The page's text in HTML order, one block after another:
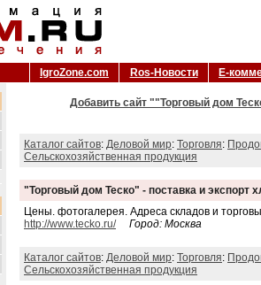
IgroZone.com Ros-Новости Е-
Добавить сайт ""Торговый дом
Каталог сайтов: Деловой мир: Торговля:
Сельскохозяйственная продукция
"Торговый дом Теско" - поставка и экспорт
Цены. фотогалерея. Адреса складов и
http://www.tecko.ru/
Город: Москва
Каталог сайтов: Деловой мир: Торговля:
Сельскохозяйственная продукция